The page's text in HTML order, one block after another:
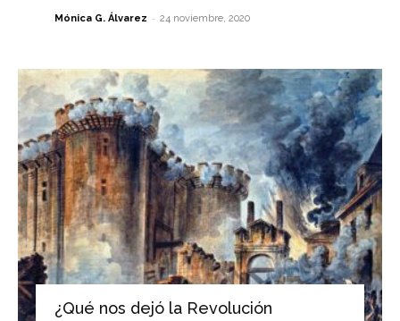
Mónica G. Álvarez - 24 noviembre, 2020
¿Qué nos dejó la Revolución